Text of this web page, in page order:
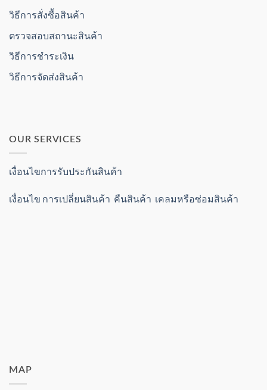
วิธีการสั่งซื้อสินค้า
ตรวจสอบสถานะสินค้า
วิธีการชำระเงิน
วิธีการจัดส่งสินค้า
OUR SERVICES
เงื่อนไขการรับประกันสินค้า
เงื่อนไข การเปลี่ยนสินค้า คืนสินค้า เคลมหรือซ่อมสินค้า
MAP